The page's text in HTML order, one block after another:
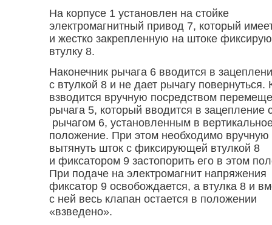
На корпусе 1 установлен на стойке
электромагнитный привод 7, который
и жестко закрепленную на штоке
втулку 8.
Наконечник рычага 6 вводится в
с втулкой 8 и не дает рычагу повернуться.
взводится вручную посредством
рычага 5, который вводится в зацепление
рычагом 6, установленным в
положение. При этом необходимо вручную
вытянуть шток с фиксирующей втулкой 8
и фиксатором 9 застопорить его в этом
При подаче на электромагнит напряжения
фиксатор 9 освобождается, а втулка 8 и
с ней весь клапан остается в положении
«взведено».